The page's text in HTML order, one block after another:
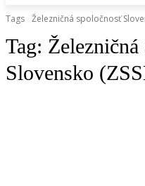
Tags Železničná spoločnosť
Tag:
Slovensko